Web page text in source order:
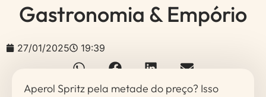
Gastronomia & Empório
27/01/2025 19:39
Aperol Spritz pela metade do preço? Isso